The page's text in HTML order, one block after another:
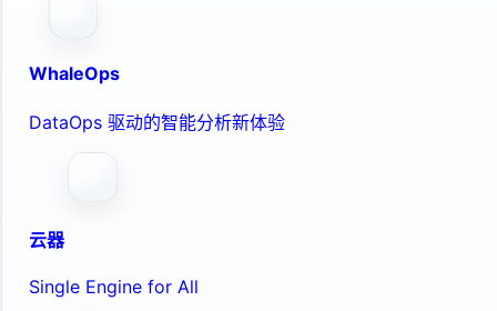
WhaleOps
DataOps 驱动的智能分析新体验
云器
Single Engine for All